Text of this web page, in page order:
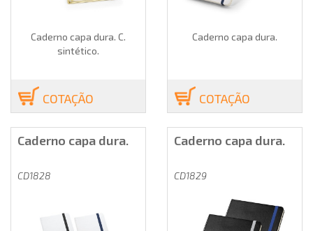
Caderno capa dura. C.
sintético.
COTAÇÃO
Caderno capa dura.
COTAÇÃO
Caderno capa dura.
CD1828
Caderno capa dura.
CD1829